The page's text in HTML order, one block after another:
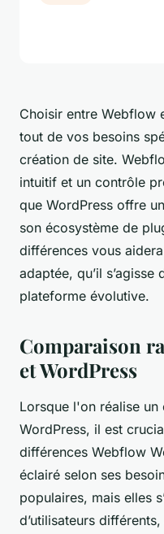
Choisir entre Webflow
tout de vos besoins
création de site.
intuitif et un contrôle
que WordPress offre
son écosystème de
différences vous
adaptée, qu’il s’agisse
plateforme évolutive.
Comparaison
et WordPress
Lorsque l'on réalise
WordPress, il est
différences Webflow
éclairé selon ses
populaires, mais elles
d’utilisateurs